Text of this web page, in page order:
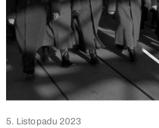
5. Listopadu 2023